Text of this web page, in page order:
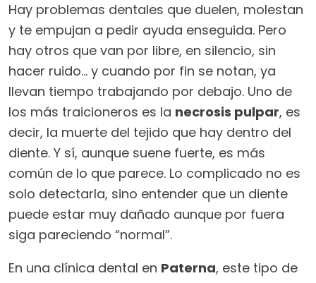
Hay problemas dentales que duelen, molestan
y te empujan a pedir ayuda enseguida. Pero
hay otros que van por libre, en silencio, sin
hacer ruido… y cuando por fin se notan, ya
llevan tiempo trabajando por debajo. Uno de
los más traicioneros es la necrosis pulpar, es
decir, la muerte del tejido que hay dentro del
diente. Y sí, aunque suene fuerte, es más
común de lo que parece. Lo complicado no es
solo detectarla, sino entender que un diente
puede estar muy dañado aunque por fuera
siga pareciendo “normal”.
En una clínica dental en Paterna, este tipo de